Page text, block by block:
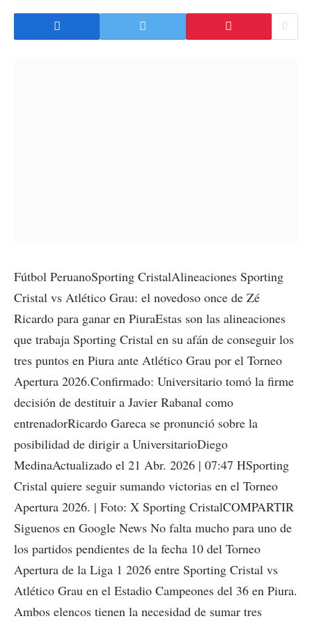
Fútbol PeruanoSporting CristalAlineaciones Sporting
Cristal vs Atlético Grau: el novedoso once de Zé
Ricardo para ganar en PiuraEstas son las alineaciones
que trabaja Sporting Cristal en su afán de conseguir los
tres puntos en Piura ante Atlético Grau por el Torneo
Apertura 2026.Confirmado: Universitario tomó la firme
decisión de destituir a Javier Rabanal como
entrenadorRicardo Gareca se pronunció sobre la
posibilidad de dirigir a UniversitarioDiego
MedinaActualizado el 21 Abr. 2026 | 07:47 HSporting
Cristal quiere seguir sumando victorias en el Torneo
Apertura 2026. | Foto: X Sporting CristalCOMPARTIR
Siguenos en Google News No falta mucho para uno de
los partidos pendientes de la fecha 10 del Torneo
Apertura de la Liga 1 2026 entre Sporting Cristal vs
Atlético Grau en el Estadio Campeones del 36 en Piura.
Ambos elencos tienen la necesidad de sumar tres